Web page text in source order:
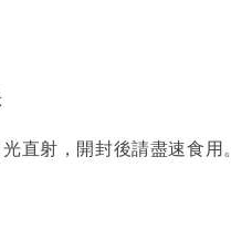
直射，開封後請盡速食用。